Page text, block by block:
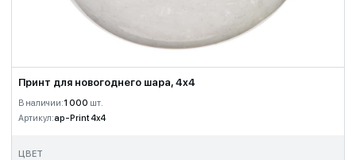
Принт для новогоднего шара, 4x4
В наличии:1 000 шт.
Артикул:ap-Print 4x4
ЦВЕТ